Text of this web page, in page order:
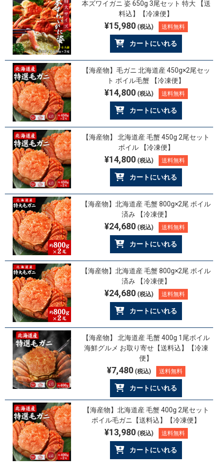
本ズワイガニ 姿 650g 3尾セット 特大 【送
料込】【冷凍便】
¥15,980(税込) 送料無料
カートにいれる
【海産物】毛ガニ 北海道産 450g×2尾セッ
ト ボイル毛蟹 【冷凍便】
¥14,800(税込) 送料無料
カートにいれる
【海産物】 北海道産 毛蟹 450g 2尾セット
ボイル 【冷凍便】
¥14,800(税込) 送料無料
カートにいれる
【海産物】北海道産 毛蟹 800g×2尾 ボイル
済み 【冷凍便】
¥24,680(税込) 送料無料
カートにいれる
【海産物】北海道産 毛蟹 800g×2尾 ボイル
済み 【冷凍便】
¥24,680(税込) 送料無料
カートにいれる
【海産物】 北海道産 毛蟹 400g 1尾ボイル
海鮮グルメ お取り寄せ【送料込】【冷凍
便】
¥7,480(税込) 送料無料
カートにいれる
【海産物】北海道産 毛蟹 400g 2尾セット
ボイル毛ガニ【送料込】【冷凍便】
¥13,980(税込) 送料無料
カートにいれる